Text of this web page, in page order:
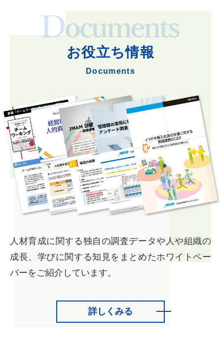
お役立ち情報
Documents
人材育成に関する独自の調査データや人や組織の
成長、学びに関する知見をまとめたホワイトペー
パーをご紹介しています。
詳しくみる